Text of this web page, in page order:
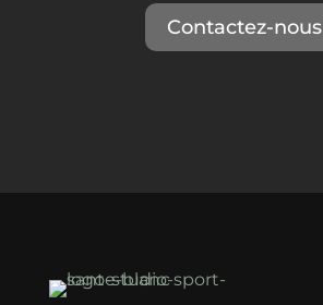
Contactez-nous